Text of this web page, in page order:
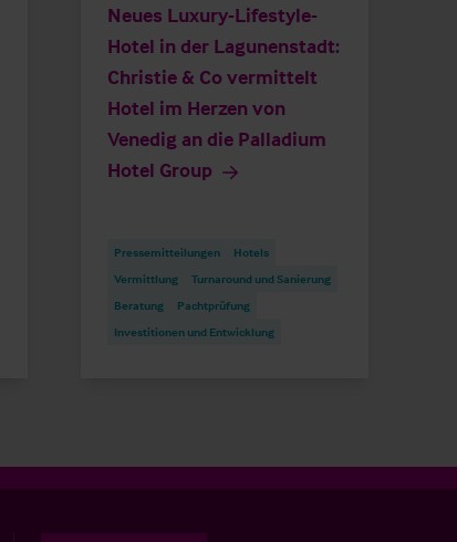
Neues Luxury-Lifestyle-
Hotel in der Lagunenstadt:
Christie & Co vermittelt
Hotel im Herzen von
Venedig an die Palladium
Hotel Group
Pressemitteilungen
Hotels
Vermittlung
Turnaround und Sanierung
Beratung
Pachtprüfung
Investitionen und Entwicklung